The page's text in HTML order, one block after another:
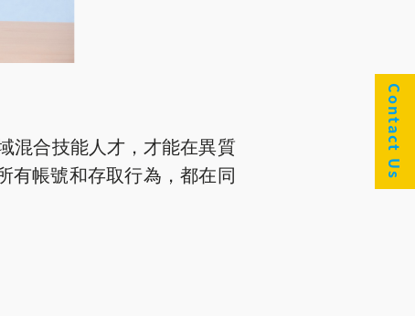
混合技能人才，才能在異質
帳號和存取行為，都在同
Contact Us